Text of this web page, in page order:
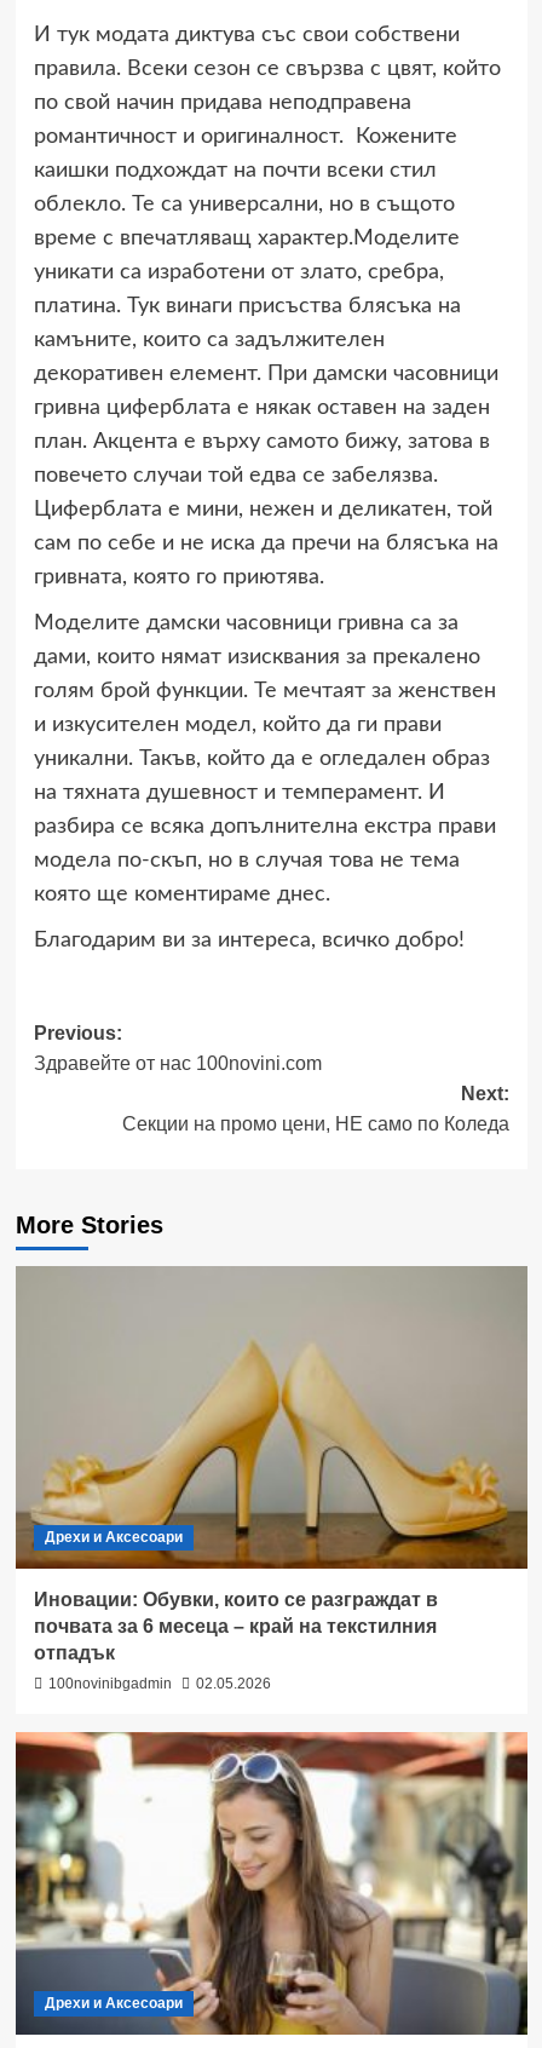
И тук модата диктува със свои собствени
правила. Всеки сезон се свързва с цвят, който
по свой начин придава неподправена
романтичност и оригиналност. Кожените
каишки подхождат на почти всеки стил
облекло. Те са универсални, но в същото
време с впечатляващ характер.Моделите
уникати са изработени от злато, сребра,
платина. Тук винаги присъства блясъка на
камъните, които са задължителен
декоративен елемент. При дамски часовници
гривна циферблата е някак оставен на заден
план. Акцента е върху самото бижу, затова в
повечето случаи той едва се забелязва.
Циферблата е мини, нежен и деликатен, той
сам по себе и не иска да пречи на блясъка на
гривната, която го приютява.
Моделите дамски часовници гривна са за
дами, които нямат изисквания за прекалено
голям брой функции. Те мечтаят за женствен
и изкусителен модел, който да ги прави
уникални. Такъв, който да е огледален образ
на тяхната душевност и темперамент. И
разбира се всяка допълнителна екстра прави
модела по-скъп, но в случая това не тема
която ще коментираме днес.
Благодарим ви за интереса, всичко добро!
Post
navigation
Previous:
Здравейте от нас 100novini.com
Next:
Секции на промо цени, НЕ само по Коледа
More Stories
Дрехи и Аксесоари
Иновации: Обувки, които се разграждат в
почвата за 6 месеца – край на текстилния
отпадък
100novinibgadmin 02.05.2026
Дрехи и Аксесоари